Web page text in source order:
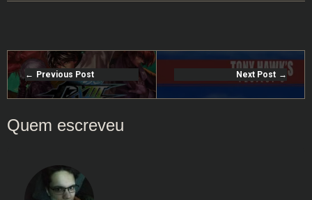
Previous Post Next Post